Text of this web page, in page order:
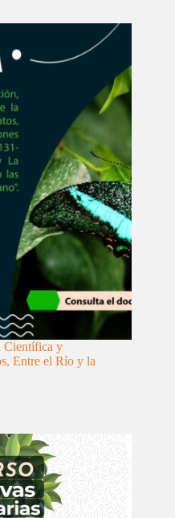
Científica y
Entre el Río y la